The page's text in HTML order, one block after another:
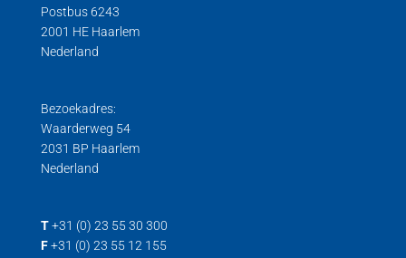
Postbus 6243
2001 HE Haarlem
Nederland
Bezoekadres:
Waarderweg 54
2031 BP Haarlem
Nederland
T +31 (0) 23 55 30 300
F +31 (0) 23 55 12 155